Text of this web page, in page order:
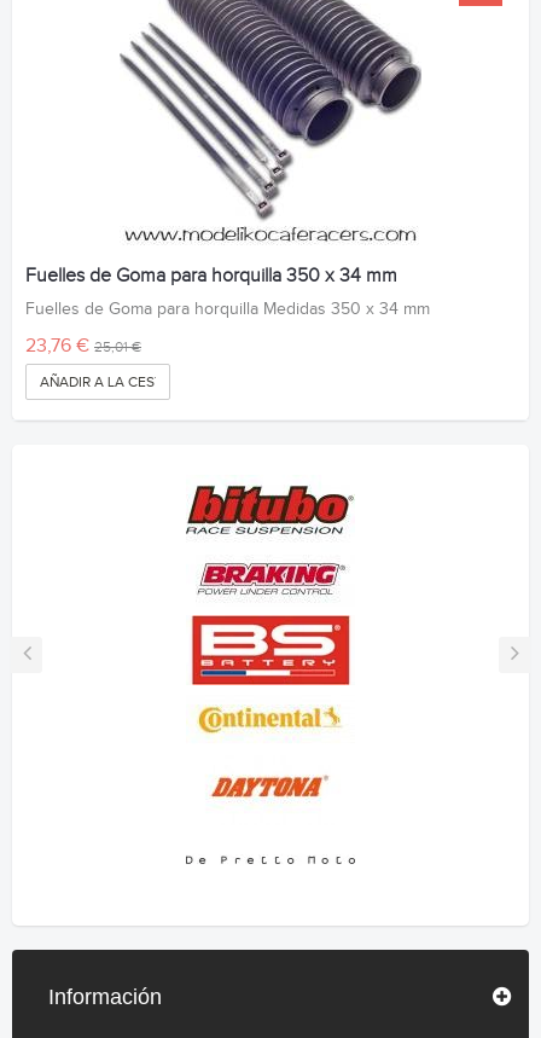
Fuelles de Goma para horquilla 350 x 34 mm
Fuelles de Goma para horquilla Medidas 350 x 34 mm
23,76 € 25,01 €
AÑADIR A LA CESTA
Información